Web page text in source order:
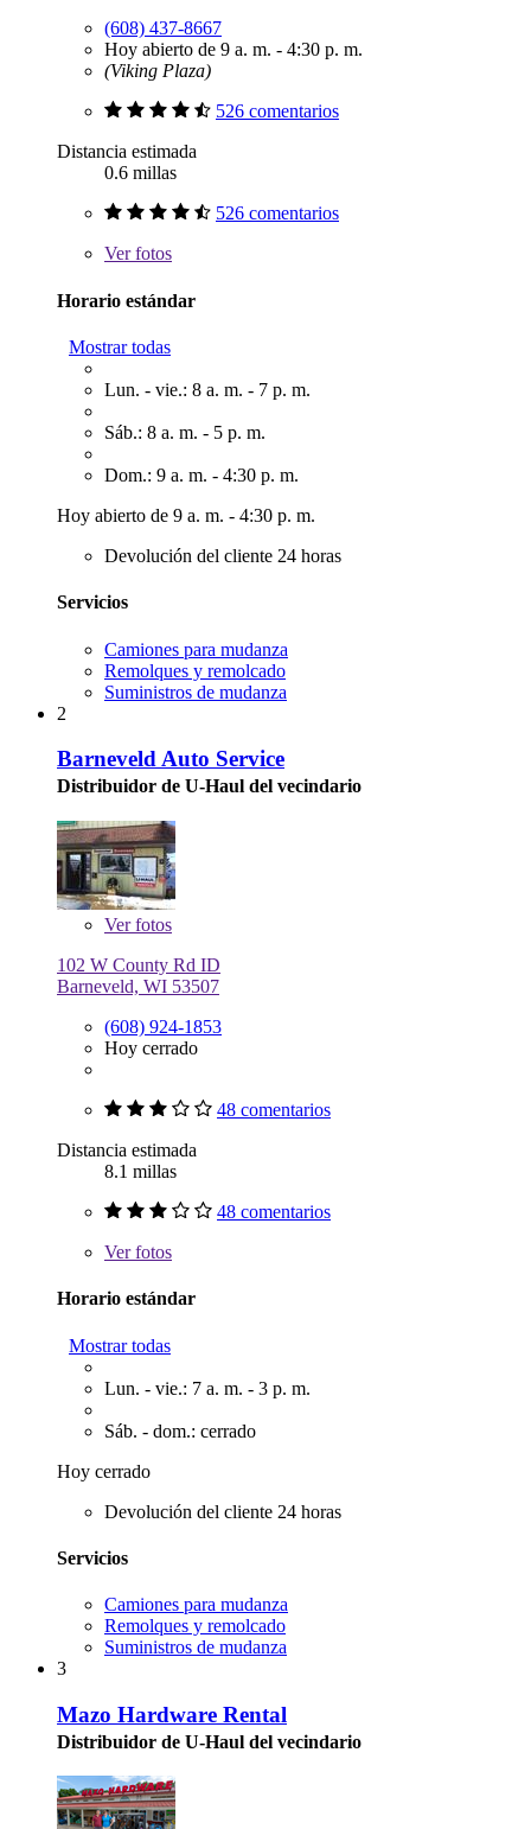
(608) 437-8667
Hoy abierto de 9 a. m. - 4:30 p. m.
(Viking Plaza)
526 comentarios
Distancia estimada
0.6 millas
526 comentarios
Verfotos
Horario estándar
Mostrar todas
Lun. - vie.: 8 a. m. - 7 p. m.
Sáb.: 8 a. m. - 5 p. m.
Dom.: 9 a. m. - 4:30 p. m.
Hoy abierto de 9 a. m. - 4:30 p. m.
Devolución del cliente 24 horas
Servicios
Camiones para mudanza
Remolques y remolcado
Suministros de mudanza
2
Barneveld Auto Service
Distribuidor de U-Haul del vecindario
Verfotos
102 W County Rd ID
Barneveld, WI 53507
(608) 924-1853
Hoy cerrado
48 comentarios
Distancia estimada
8.1 millas
48 comentarios
Verfotos
Horario estándar
Mostrar todas
Lun. - vie.: 7 a. m. - 3 p. m.
Sáb. - dom.: cerrado
Hoy cerrado
Devolución del cliente 24 horas
Servicios
Camiones para mudanza
Remolques y remolcado
Suministros de mudanza
3
Mazo Hardware Rental
Distribuidor de U-Haul del vecindario